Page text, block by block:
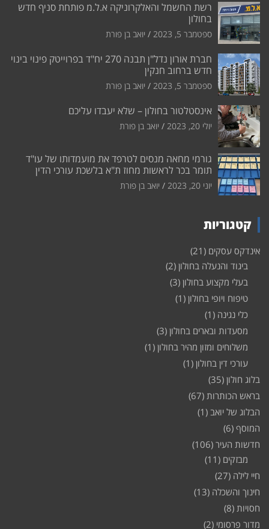
רשת החשמל והאלקרוניקה א.ל.מ פותחת סניף חדש
בחולון
ספטמבר 5, 2023 יואב בן פורת
חברת אורון נדל"ן תבנה 270 יח"ד בפרוייטק פינוי בינוי
חדש ברחוב חנקין
ספטמבר 5, 2023 יואב בן פורת
אינסטלטור בחולון – שלא יעבדו עליכם
יולי 20, 2023 יואב בן פורת
גורמי מחאה מנסים לטרפד את מועמדותו של עו"ד
תומר בכר לראשות מחוז ת"א בלשכת עורכי הדין
יוני 20, 2023 יואב בן פורת
קטגוריות
אינדקס עסקים (21)
ביגוד והנעלה בחולון (2)
בעלי מקצוע בחולון (3)
טיפוח ויופי בחולון (1)
כלי נגינה (1)
מסעדות ובארים בחולון (3)
משלוחים ומזון מהיר בחולון (1)
עורכי דין בחולון (1)
בלוג חולון (35)
בראש הכותרות (67)
הבלוג של יואב (1)
המוסף (6)
חדשות העיר (106)
מבזקים (11)
חיי לילה (27)
חינוך והשכלה (13)
חסויות (8)
מדור פרסומי (2)